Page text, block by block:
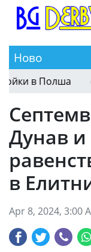
Ново
в Полша 01:01
Дунав
в
Apr 8, 2024, 3:00